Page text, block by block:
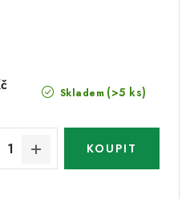
Skladem (>5 ks)